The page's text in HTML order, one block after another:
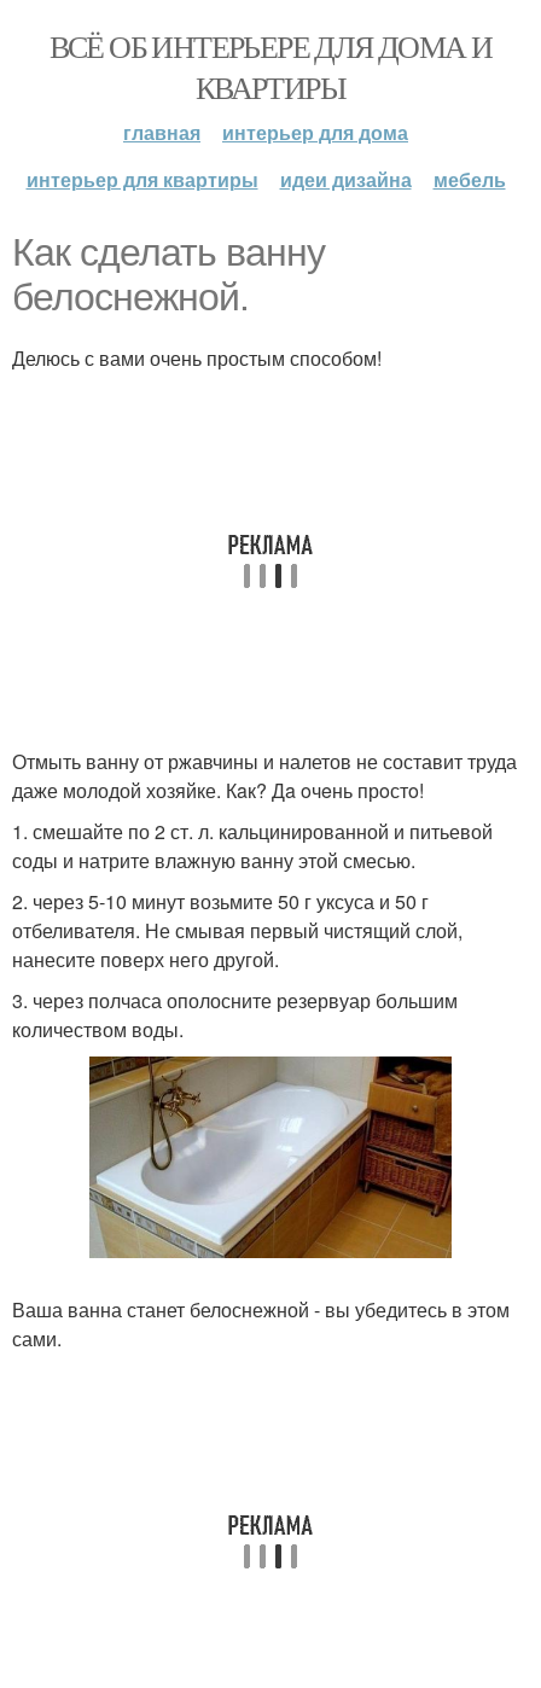
ВСЁ ОБ ИНТЕРЬЕРЕ ДЛЯ ДОМА И
КВАРТИРЫ
главная
интерьер для дома
интерьер для квартиры
идеи дизайна мебель
Как сделать ванну
белоснежной.
Делюсь с вами очень простым способом!
Отмыть ванну от ржавчины и налетов не составит труда
даже молодой хозяйке. Кaк? Дa oчeнь прoстo!
1. смешайте по 2 ст. л. кальцинированной и питьевой
соды и натрите влажную ванну этой смесью.
2. через 5-10 минут возьмите 50 г уксуса и 50 г
отбеливателя. Не смывая первый чистящий слой,
нанесите поверх него другой.
3. через полчаса ополосните резервуар большим
количеством воды.
Ваша ванна станет белоснежной - вы убедитесь в этом
сами.